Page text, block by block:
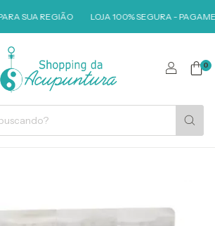
SUA REGIÃO LOJA 100% SEGURA -
0